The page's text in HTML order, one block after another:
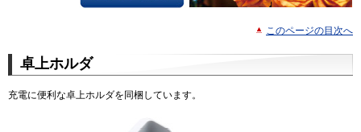
このページの目次へ
卓上ホルダ
充電に便利な卓上ホルダを同梱しています。